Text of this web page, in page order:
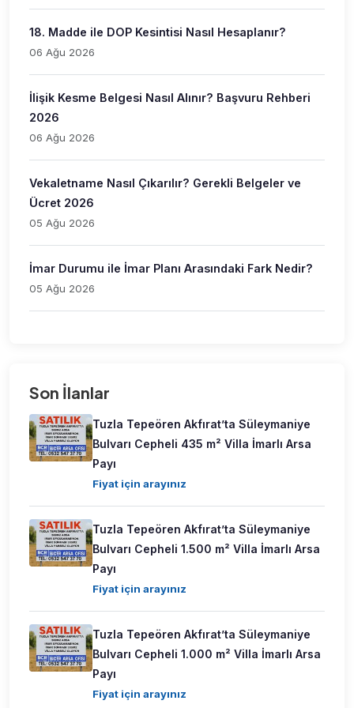
18. Madde ile DOP Kesintisi Nasıl Hesaplanır?
06 Ağu 2026
İlişik Kesme Belgesi Nasıl Alınır? Başvuru Rehberi
2026
06 Ağu 2026
Vekaletname Nasıl Çıkarılır? Gerekli Belgeler ve
Ücret 2026
05 Ağu 2026
İmar Durumu ile İmar Planı Arasındaki Fark Nedir?
05 Ağu 2026
Son İlanlar
Tuzla Tepeören Akfırat’ta Süleymaniye
Bulvarı Cepheli 435 m² Villa İmarlı Arsa
Payı
Fiyat için arayınız
Tuzla Tepeören Akfırat’ta Süleymaniye
Bulvarı Cepheli 1.500 m² Villa İmarlı Arsa
Payı
Fiyat için arayınız
Tuzla Tepeören Akfırat’ta Süleymaniye
Bulvarı Cepheli 1.000 m² Villa İmarlı Arsa
Payı
Fiyat için arayınız